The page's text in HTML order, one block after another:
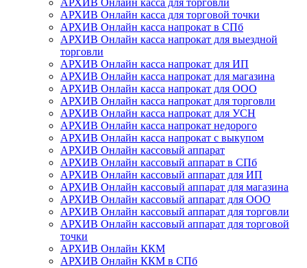
АРХИВ Онлайн касса для торговли
АРХИВ Онлайн касса для торговой точки
АРХИВ Онлайн касса напрокат в СПб
АРХИВ Онлайн касса напрокат для выездной
торговли
АРХИВ Онлайн касса напрокат для ИП
АРХИВ Онлайн касса напрокат для магазина
АРХИВ Онлайн касса напрокат для ООО
АРХИВ Онлайн касса напрокат для торговли
АРХИВ Онлайн касса напрокат для УСН
АРХИВ Онлайн касса напрокат недорого
АРХИВ Онлайн касса напрокат с выкупом
АРХИВ Онлайн кассовый аппарат
АРХИВ Онлайн кассовый аппарат в СПб
АРХИВ Онлайн кассовый аппарат для ИП
АРХИВ Онлайн кассовый аппарат для магазина
АРХИВ Онлайн кассовый аппарат для ООО
АРХИВ Онлайн кассовый аппарат для торговли
АРХИВ Онлайн кассовый аппарат для торговой
точки
АРХИВ Онлайн ККМ
АРХИВ Онлайн ККМ в СПб